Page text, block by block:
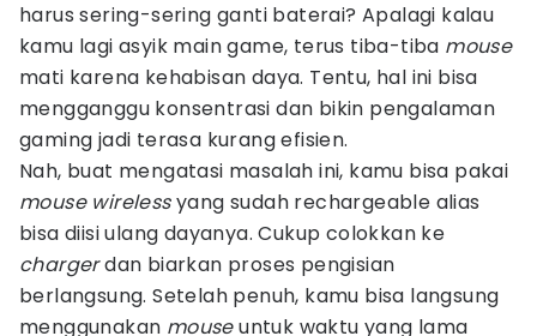
harus sering-sering ganti baterai? Apalagi kalau
kamu lagi asyik main game, terus tiba-tiba mouse
mati karena kehabisan daya. Tentu, hal ini bisa
mengganggu konsentrasi dan bikin pengalaman
gaming jadi terasa kurang efisien.
Nah, buat mengatasi masalah ini, kamu bisa pakai
mouse wirelessyang sudah rechargeable alias
bisa diisi ulang dayanya. Cukup colokkan ke
chargerdan biarkan proses pengisian
berlangsung. Setelah penuh, kamu bisa langsung
menggunakan mouseuntuk waktu yang lama